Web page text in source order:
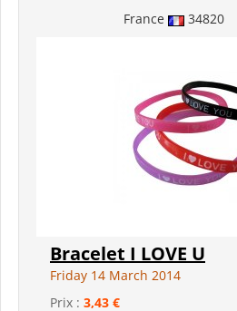
France 34820
Bracelet I LOVE U
Friday 14 March 2014
Prix : 3,43 €